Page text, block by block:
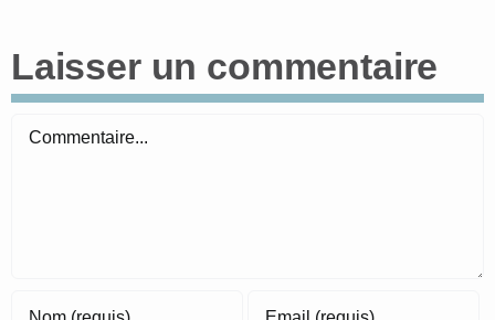
Laisser un commentaire
Commentaire